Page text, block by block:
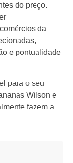
do preço.
da
e pontualidade
para o seu
Wilson e
fazem a